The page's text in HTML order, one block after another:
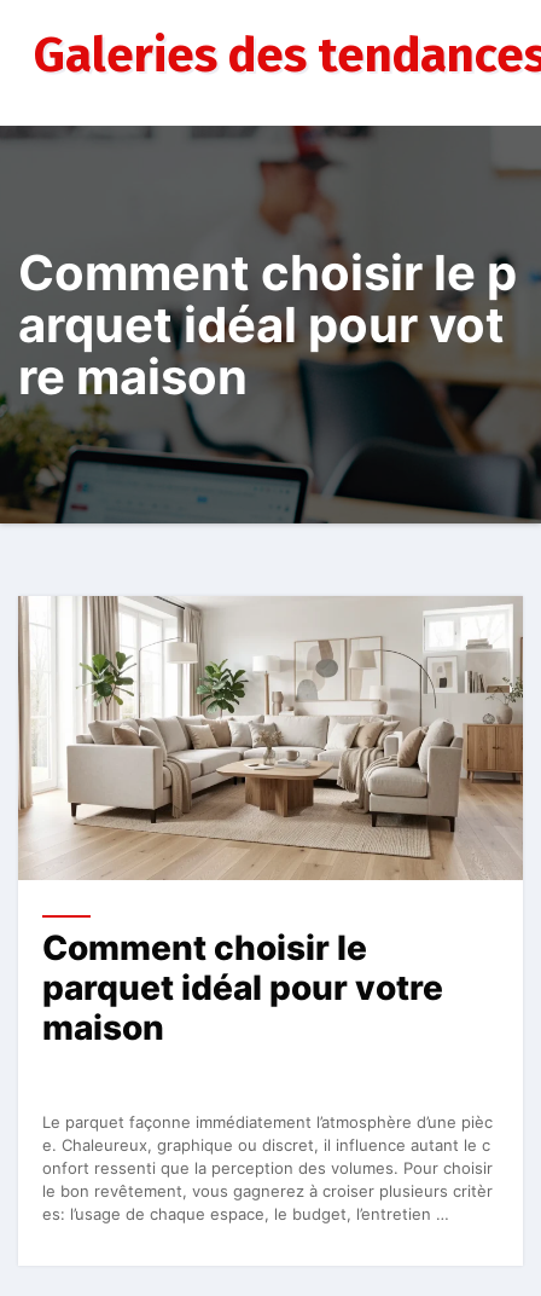
contenuGaleries des
Comment choisir le p
arquet idéal pour vot
re maison
Comment choisir le
parquet idéal pour votre
maison
Le parquet façonne immédiatement l’atmosphère d’une pièc
e. Chaleureux, graphique ou discret, il influence autant le c
onfort ressenti que la perception des volumes. Pour choisir
le bon revêtement, vous gagnerez à croiser plusieurs critèr
es: l’usage de chaque espace, le budget, l’entretien …